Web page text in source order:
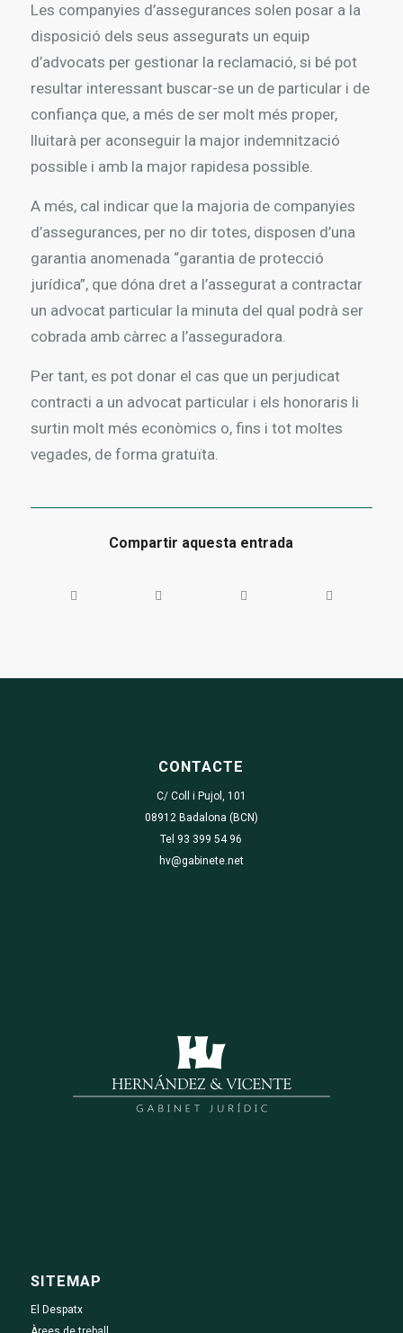
Les companyies d’assegurances solen posar a la
disposició dels seus assegurats un equip
d’advocats per gestionar la reclamació, si bé pot
resultar interessant buscar-se un de particular i de
confiança que, a més de ser molt més proper,
lluitarà per aconseguir la major indemnització
possible i amb la major rapidesa possible.
A més, cal indicar que la majoria de companyies
d’assegurances, per no dir totes, disposen d’una
garantia anomenada “garantia de protecció
jurídica”, que dóna dret a l’assegurat a contractar
un advocat particular la minuta del qual podrà ser
cobrada amb càrrec a l’asseguradora.
Per tant, es pot donar el cas que un perjudicat
contracti a un advocat particular i els honoraris li
surtin molt més econòmics o, fins i tot moltes
vegades, de forma gratuïta.
Compartir aquesta entrada
CONTACTE
C/ Coll i Pujol, 101
08912 Badalona (BCN)
Tel 93 399 54 96
hv@gabinete.net
SITEMAP
El Despatx